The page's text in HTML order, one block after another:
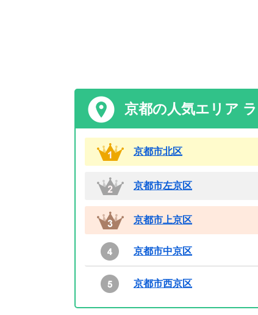
京都の人気エリア
京都市北区
京都市左京区
京都市上京区
京都市中京区
京都市西京区